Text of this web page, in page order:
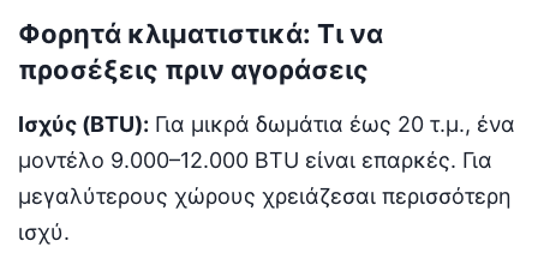
Φορητά κλιματιστικά: Τι να
προσέξεις πριν αγοράσεις
Ισχύς (BTU): Για μικρά δωμάτια έως 20 τ.μ., ένα
μοντέλο 9.000–12.000 BTU είναι επαρκές. Για
μεγαλύτερους χώρους χρειάζεσαι περισσότερη
ισχύ.